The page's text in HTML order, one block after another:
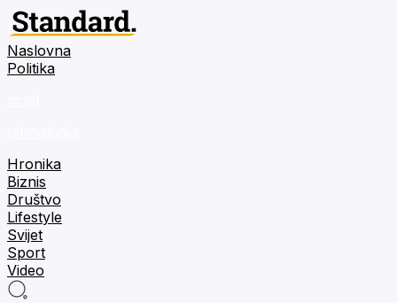
Naslovna
Politika
Hronika
Biznis
Društvo
Lifestyle
Svijet
Sport
Video